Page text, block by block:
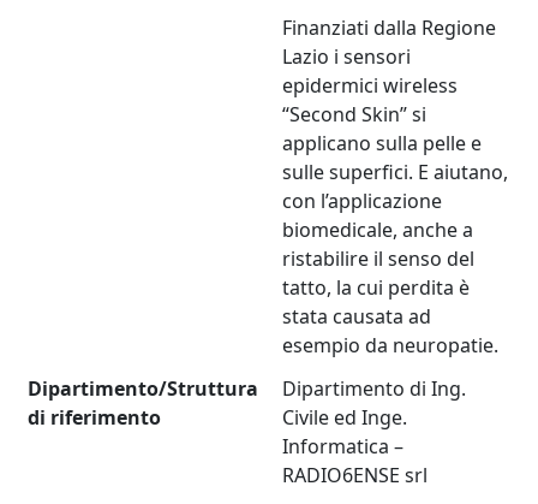
Finanziati dalla Regione
Lazio i sensori
epidermici wireless
“Second Skin” si
applicano sulla pelle e
sulle superfici. E aiutano,
con l’applicazione
biomedicale, anche a
ristabilire il senso del
tatto, la cui perdita è
stata causata ad
esempio da neuropatie.
Dipartimento/Struttura
di riferimento
Dipartimento di Ing.
Civile ed Inge.
Informatica –
RADIO6ENSE srl